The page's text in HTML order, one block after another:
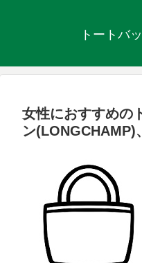
トートバ
女性におすすめの
ン(LONGCHAMP)